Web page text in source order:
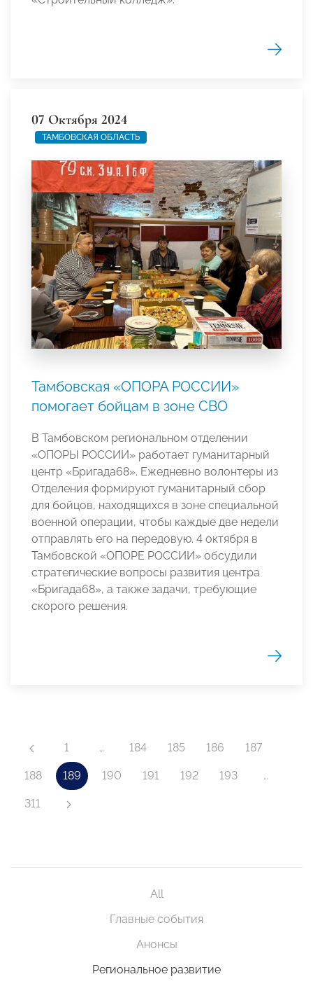
07 Октября 2024
ТАМБОВСКАЯ ОБЛАСТЬ
Тамбовская «ОПОРА РОССИИ»
помогает бойцам в зоне СВО
В Тамбовском региональном отделении
«ОПОРЫ РОССИИ» работает гуманитарный
центр «Бригада68». Ежедневно волонтеры из
Отделения формируют гуманитарный сбор
для бойцов, находящихся в зоне специальной
военной операции, чтобы каждые две недели
отправлять его на передовую. 4 октября в
Тамбовской «ОПОРЕ РОССИИ» обсудили
стратегические вопросы развития центра
«Бригада68», а также задачи, требующие
скорого решения.
1 … 184 185 186 187
188 189 190 191 192 193 …
311
All
Главные события
Анонсы
Региональное развитие